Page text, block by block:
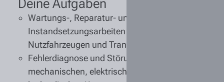
Deine Aufgaben
Wartungs-, Reparatur-und
Instandsetzungsarbeiten
Nutzfahrzeugen und Transportern
Fehlerdiagnose und Störungsbehebung
mechanischen, elektrischen und